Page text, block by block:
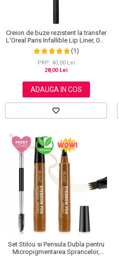
Creion de buze rezistent la transfer
L'Oreal Paris Infallible Lip Liner, 001
Highlight On Point
(1)
PRP: 40,00 Lei
28,00 Lei
ADAUGA IN COS
Set Stilou si Pensula Dubla pentru
Micropigmentarea Sprancelor,